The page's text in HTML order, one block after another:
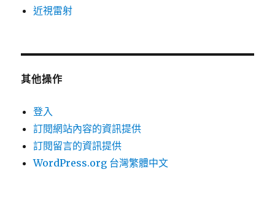
近視雷射
其他操作
登入
訂閱網站內容的資訊提供
訂閱留言的資訊提供
WordPress.org 台灣繁體中文